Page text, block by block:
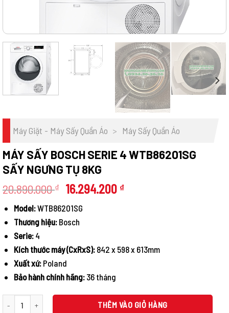
Máy Giặt - Máy Sấy Quần Áo > Máy Sấy Quần Áo
MÁY SẤY BOSCH SERIE 4 WTB86201SG
SẤY NGƯNG TỤ 8KG
20.890.000₫
Giá
là:
20.890.000 ₫.
16.294.200 ₫Giá
Model:WTB86201SG
Thương hiệu: Bosch
Serie: 4
Kích thước máy (CxRxS): 842 x 598 x 613mm
Xuất xứ: Poland
Bảo hành chính hãng: 36 tháng
MÁY SẤY BOSCH SERIE 4 WTB86201SG SẤY NGƯNG TỤ 8KG số lượng
THÊM VÀO GIỎ HÀNG